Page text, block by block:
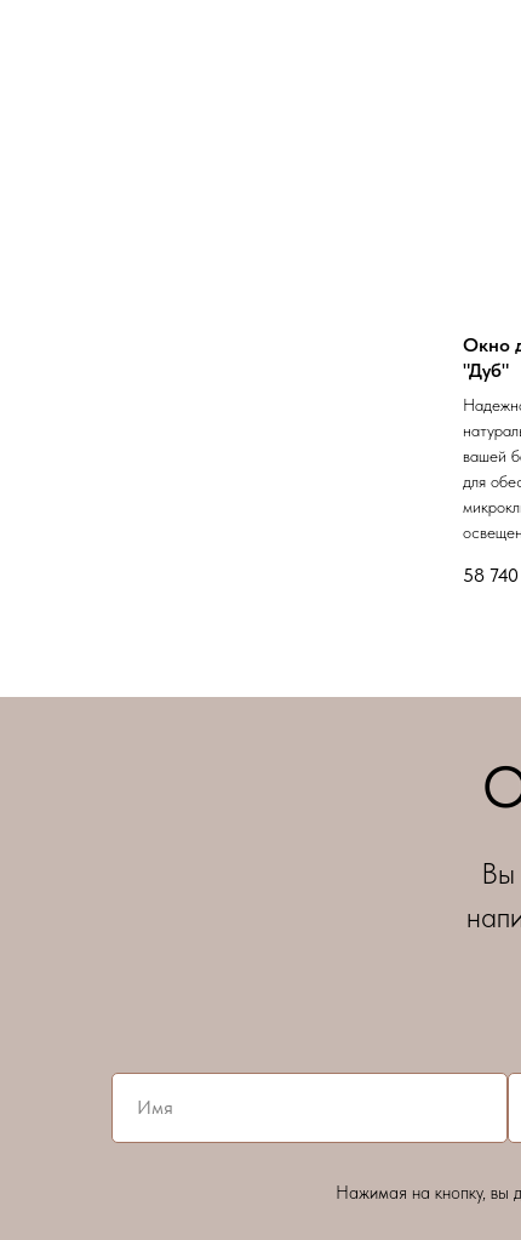
Окно
"Дуб"
вашей
для
58 740
Вы
Нажимая на кнопку, вы